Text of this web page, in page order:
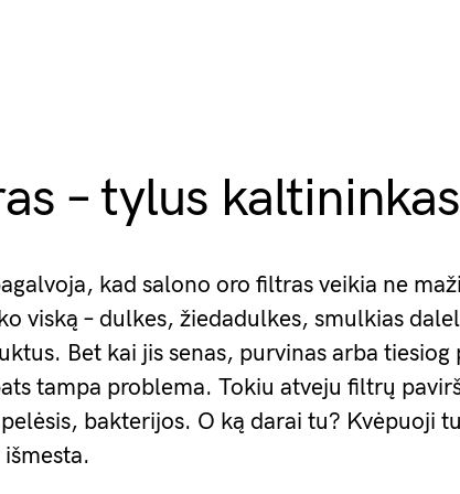
– tylus kaltininkas
kad salono oro filtras veikia ne
viską – dulkes, žiedadulkes, smulkias
Bet kai jis senas, purvinas arba tiesiog
tampa problema. Tokiu atveju filtrų
bakterijos. O ką darai tu? Kvėpuoji